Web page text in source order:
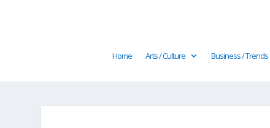
Home Arts / Culture Business / Trends